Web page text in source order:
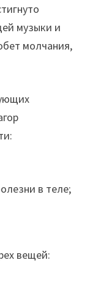
музыки и
молчания,
в теле;
вещей: